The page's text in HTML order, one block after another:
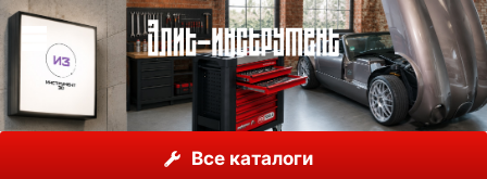
Все каталоги
Инструмент Wiha, Германия
Шестигранные ключи